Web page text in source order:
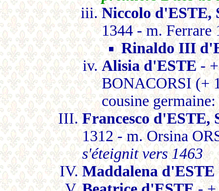
Niccolo d'ESTE,
1344 - m.
Rinaldo III
Alisia d'ESTE -
BONACORSI (+
cousine
Francesco d'ESTE,
1312 - m. Orsina
s'éteignit vers 1463
Maddalena d'ESTE